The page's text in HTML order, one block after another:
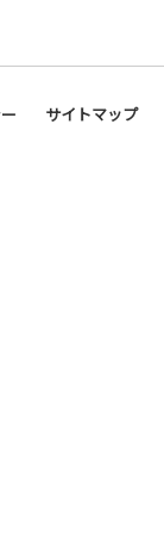
サイトマップ